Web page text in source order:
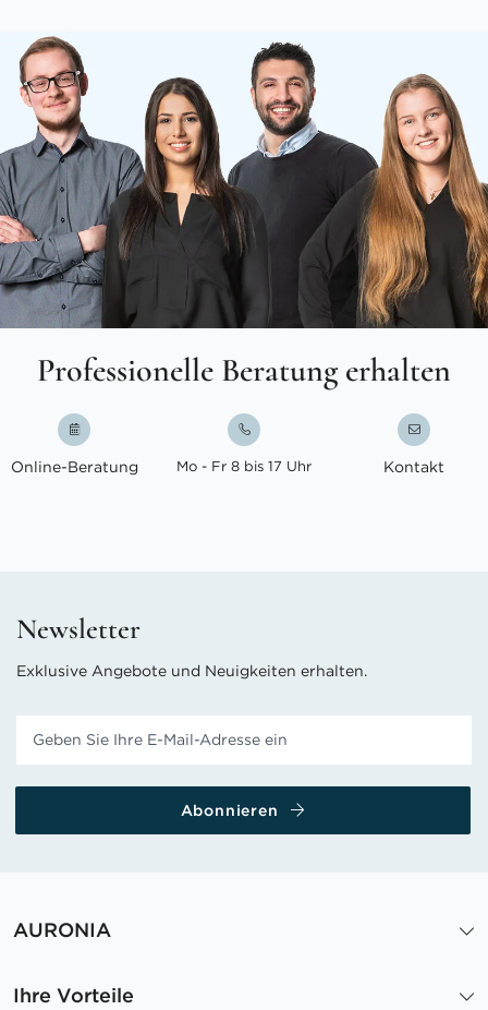
Professionelle Beratung erhalten
Online-Beratung Mo - Fr 8 bis 17 Uhr Kontakt
Newsletter
Exklusive Angebote und Neuigkeiten erhalten.
Abonnieren
AURONIA
Ihre Vorteile